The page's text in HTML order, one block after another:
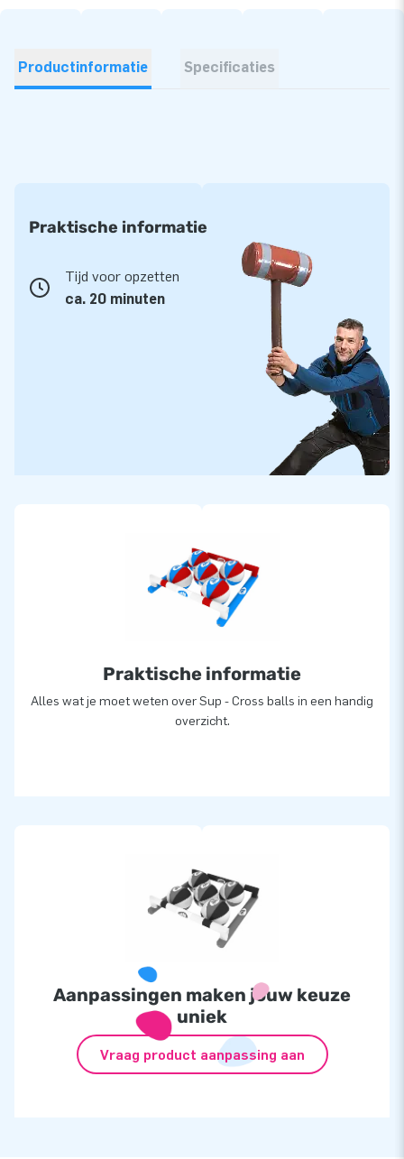
Productinformatie Specificaties
Praktische informatie
Tijd voor opzetten
ca. 20 minuten
Praktische informatie
Alles wat je moet weten over Sup - Cross balls in een handig
overzicht.
Aanpassingen maken jouw keuze
uniek
Vraag product aanpassing aan